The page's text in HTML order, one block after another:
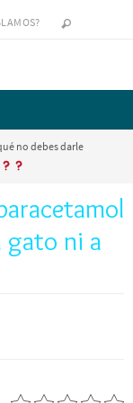
no debes darle
ni a